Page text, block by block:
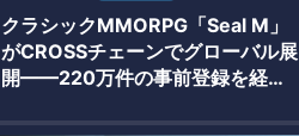
クラシックMMORPG「Seal M」
がCROSSチェーンでグローバル展
開——220万件の事前登録を経て